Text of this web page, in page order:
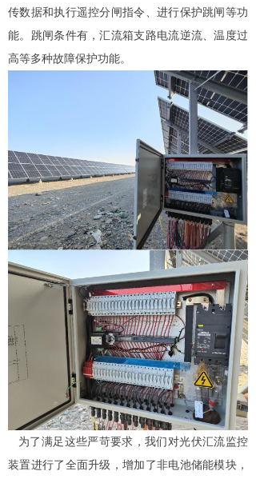
传数据和执行遥控分闸指令 、进行保护跳闸等功
能。 跳闸条件有 ，汇流箱支路电流逆流、温度过
高等多种故障保护功能。
为了满足这些严苛要求，我们对光伏汇流监控
装置进行了全面升级，增加了非电池储能模块，